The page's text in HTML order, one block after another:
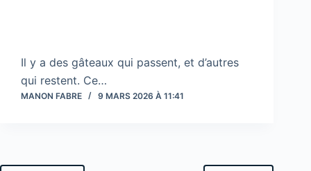
Il y a des gâteaux qui passent, et d’autres
qui restent. Ce…
MANON FABRE 9 MARS 2026 À 11:41